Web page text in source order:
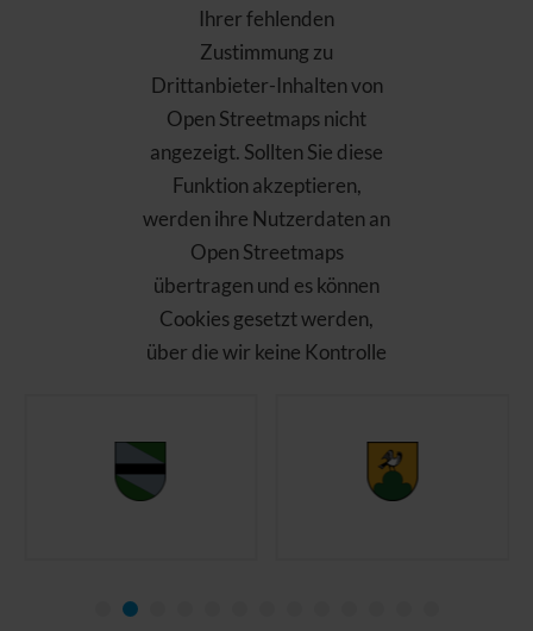
Ihrer fehlenden
Zustimmung zu
Drittanbieter-Inhalten von
Open Streetmaps nicht
angezeigt. Sollten Sie diese
Funktion akzeptieren,
werden ihre Nutzerdaten an
Open Streetmaps
übertragen und es können
Cookies gesetzt werden,
über die wir keine Kontrolle